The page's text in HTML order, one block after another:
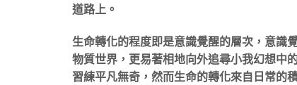
道路上。
生命轉化的程度即是意識覺醒的層次，意識
物質世界，更易著相地向外追尋小我幻想中
習練平凡無奇，然而生命的轉化來自日常的